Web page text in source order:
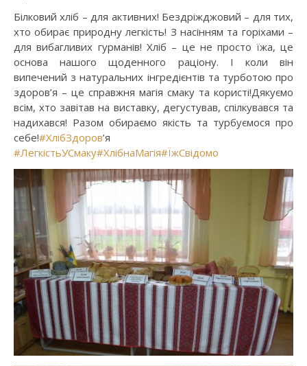
Білковий хліб – для активних! Бездріжджовий – для тих,
хто обирає природну легкість! З насінням та горіхами –
для вибагливих гурманів! Хліб – це не просто їжа, це
основа нашого щоденного раціону. І коли він
випечений з натуральних інгредієнтів та турботою про
здоров’я – це справжня магія смаку та користі!Дякуємо
всім, хто завітав на виставку, дегустував, спілкувався та
надихався! Разом обираємо якість та турбуємося про
себе!#ХлібЗдоров’я
#ЛегкістьУСмаку#ХлібнаМагія#ЇжСвідомо